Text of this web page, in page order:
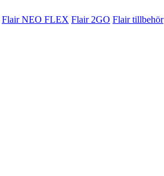
Flair NEO FLEX Flair 2GO Flair tillbehör